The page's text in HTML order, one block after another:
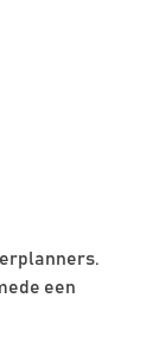
een